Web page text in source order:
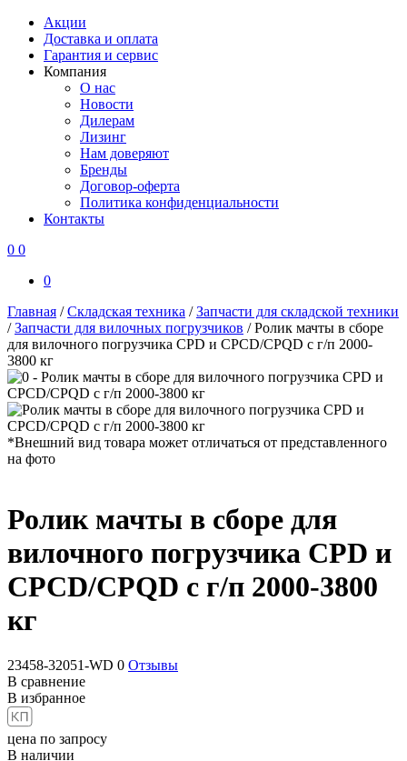
Акции
Доставка и оплата
Гарантия и сервис
Компания
О нас
Новости
Дилерам
Лизинг
Нам доверяют
Бренды
Договор-оферта
Политика конфиденциальности
Контакты
0 0
0
Главная /Складская техника /Запчасти для складской техники
/Запчасти для вилочных погрузчиков /Ролик мачты в сборе
для вилочного погрузчика CPD и CPCD/CPQD с г/п 2000-
3800 кг
*Внешний вид товара может отличаться от представленного
на фото
Ролик мачты в сборе для
вилочного погрузчика CPD и
CPCD/CPQD с г/п 2000-3800
кг
23458-32051-WD 0 Отзывы
В сравнение
В избранное
цена по запросу
В наличии